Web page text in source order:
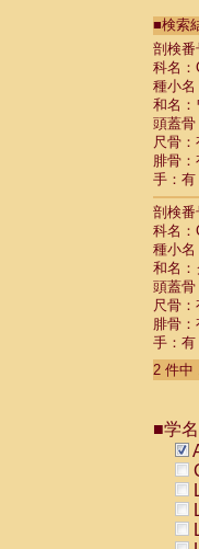
■検索
剖検番
科名：
種小名
和名：
頭蓋骨
尺骨：
腓骨：
手：有
剖検番
科名：
種小名
和名：
頭蓋骨
尺骨：
腓骨：
手：有
2 件中
■学名